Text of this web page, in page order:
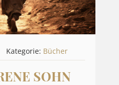
Kategorie: Bücher
SOHN